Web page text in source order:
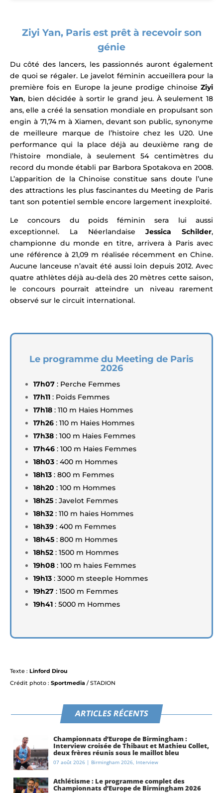
Ziyi Yan, Paris est prêt à recevoir son
génie
Du côté des lancers, les passionnés auront également
de quoi se régaler. Le javelot féminin accueillera pour la
première fois en Europe la jeune prodige chinoise Ziyi
Yan, bien décidée à sortir le grand jeu. À seulement 18
ans, elle a créé la sensation mondiale en propulsant son
engin à 71,74 m à Xiamen, devant son public, synonyme
de meilleure marque de l’histoire chez les U20. Une
performance qui la place déjà au deuxième rang de
l’histoire mondiale, à seulement 54 centimètres du
record du monde établi par Barbora Spotakova en 2008.
L’apparition de la Chinoise constitue sans doute l’une
des attractions les plus fascinantes du Meeting de Paris
tant son potentiel semble encore largement inexploité.
Le concours du poids féminin sera lui aussi
exceptionnel. La NéerlandaiseJessica Schilder,
championne du monde en titre, arrivera à Paris avec
une référence à 21,09 m réalisée récemment en Chine.
Aucune lanceuse n’avait été aussi loin depuis 2012. Avec
quatre athlètes déjà au-delà des 20 mètres cette saison,
le concours pourrait atteindre un niveau rarement
observé sur le circuit international.
Le programme du Meeting de Paris
2026
17h07 : Perche Femmes
17h11 : Poids Femmes
17h18 : 110 m Haies Hommes
17h26 : 110 m Haies Hommes
17h38 : 100 m Haies Femmes
17h46 : 100 m Haies Femmes
18h03 : 400 m Hommes
18h13 : 800 m Femmes
18h20 : 100 m Hommes
18h25 : Javelot Femmes
18h32 : 110 m haies Hommes
18h39 : 400 m Femmes
18h45 : 800 m Hommes
18h52 : 1500 m Hommes
19h08 : 100 m haies Femmes
19h13 : 3000 m steeple Hommes
19h27 : 1500 m Femmes
19h41 : 5000 m Hommes
Texte : Linford Dirou
Crédit photo : Sportmedia / STADION
ARTICLES RÉCENTS
Championnats d’Europe de Birmingham :
Interview croisée de Thibaut et Mathieu Collet,
deux frères réunis sous le maillot bleu
07 août 2026 | Birmingham 2026 Interview
Athlétisme : Le programme complet des
Championnats d’Europe de Birmingham 2026